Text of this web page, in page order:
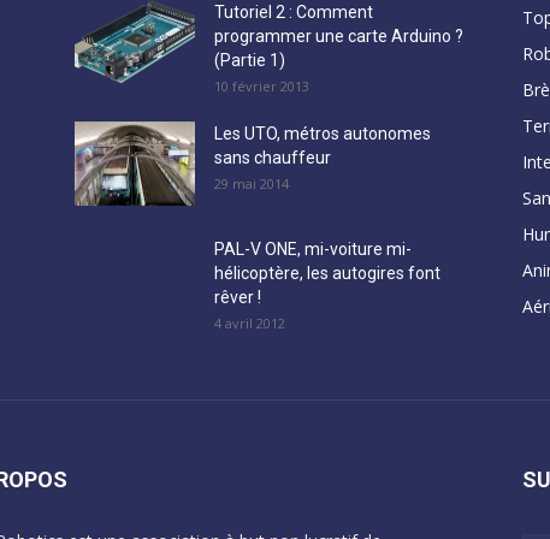
Tutoriel 2 : Comment
programmer une carte Arduino ?
(Partie 1)
10 février 2013
Les UTO, métros autonomes
sans chauffeur
29 mai 2014
PAL-V ONE, mi-voiture mi-
hélicoptère, les autogires font
rêver !
4 avril 2012